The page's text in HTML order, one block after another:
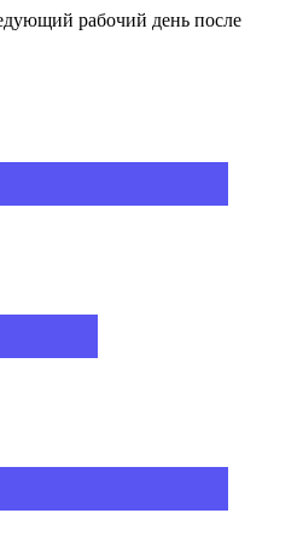
рабочий день после